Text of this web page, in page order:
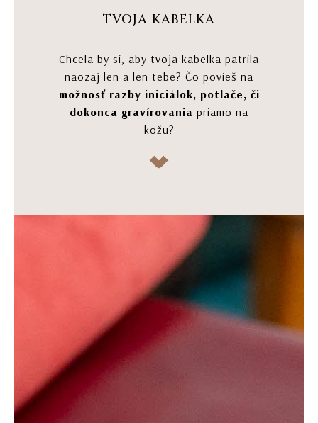
TVOJA KABELKA
Chcela by si, aby tvoja kabelka patrila
naozaj len a len tebe? Čo povieš na
možnosť razby iniciálok, potlače, či
dokonca gravírovania priamo na
kožu?